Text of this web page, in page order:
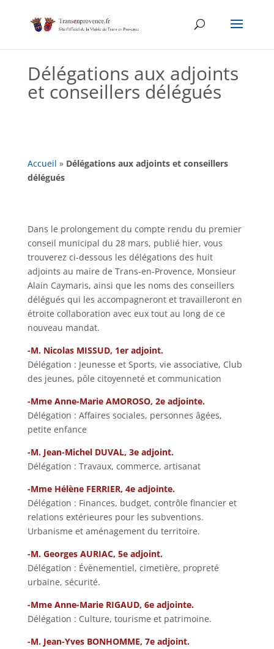
content
Délégations aux adjoints
et conseillers délégués
Accueil » Délégations aux adjoints et conseillers
délégués
Dans le prolongement du compte rendu du premier
conseil municipal du 28 mars, publié hier, vous
trouverez ci-dessous les délégations des huit
adjoints au maire de Trans-en-Provence, Monsieur
Alain Caymaris, ainsi que les noms des conseillers
délégués qui les accompagneront et travailleront en
étroite collaboration avec eux tout au long de ce
nouveau mandat.
-M. Nicolas MISSUD, 1er adjoint.
Délégation : Jeunesse et Sports, vie associative, Club
des jeunes, pôle citoyenneté et communication
-Mme Anne-Marie AMOROSO, 2e adjointe.
Délégation : Affaires sociales, personnes âgées,
petite enfance
-M. Jean-Michel DUVAL, 3e adjoint.
Délégation : Travaux, commerce, artisanat
-Mme Hélène FERRIER, 4e adjointe.
Délégation : Finances, budget, contrôle financier et
relations extérieures pour les subventions.
Urbanisme et aménagement du territoire.
-M. Georges AURIAC, 5e adjoint.
Délégation : Évènementiel, cimetière, propreté
urbaine, sécurité.
-Mme Anne-Marie RIGAUD, 6e adjointe.
Délégation : Culture, tourisme et patrimoine.
-M. Jean-Yves BONHOMME, 7e adjoint.